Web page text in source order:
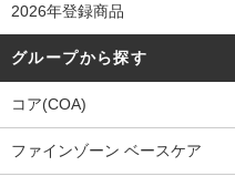
2026年登録商品
グループから探す
コア(COA)
ファインゾーン ベースケア